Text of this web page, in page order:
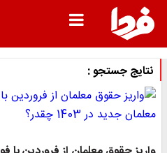
نتایج جستجو :